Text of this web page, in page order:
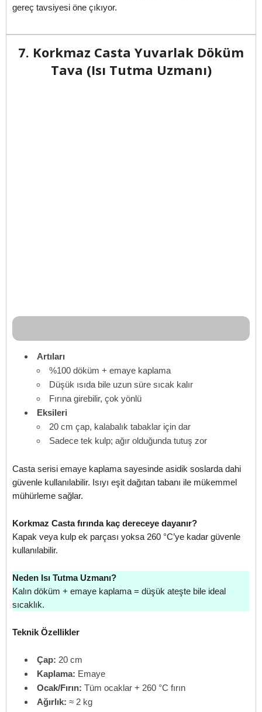
gereç tavsiyesi öne çıkıyor.
7. Korkmaz Casta Yuvarlak Döküm
Tava (Isı Tutma Uzmanı)
Artıları
%100 döküm + emaye kaplama
Düşük ısıda bile uzun süre sıcak kalır
Fırına girebilir, çok yönlü
Eksileri
20 cm çap, kalabalık tabaklar için dar
Sadece tek kulp; ağır olduğunda tutuş zor
Casta serisi emaye kaplama sayesinde asidik soslarda dahi
güvenle kullanılabilir. Isıyı eşit dağıtan tabanı ile mükemmel
mühürleme sağlar.
Korkmaz Casta fırında kaç dereceye dayanır?
Kapak veya kulp ek parçası yoksa 260 °C’ye kadar güvenle
kullanılabilir.
Neden Isı Tutma Uzmanı?
Kalın döküm + emaye kaplama = düşük ateşte bile ideal
sıcaklık.
Teknik Özellikler
Çap: 20 cm
Kaplama: Emaye
Ocak/Fırın: Tüm ocaklar + 260 °C fırın
Ağırlık: ≈ 2 kg